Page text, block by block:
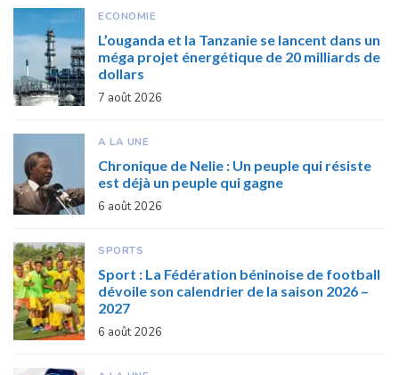
ECONOMIE
L’ouganda et la Tanzanie se lancent dans un
méga projet énergétique de 20 milliards de
dollars
7 août 2026
A LA UNE
Chronique de Nelie : Un peuple qui résiste
est déjà un peuple qui gagne
6 août 2026
SPORTS
Sport : La Fédération béninoise de football
dévoile son calendrier de la saison 2026 –
2027
6 août 2026